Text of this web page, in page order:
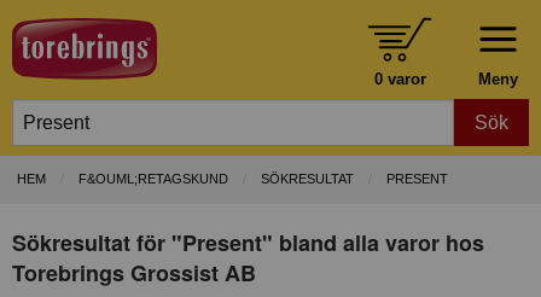
Meny
0 varor
Sök
HEM F&OUML;RETAGSKUND SÖKRESULTAT PRESENT
Sökresultat för "Present" bland alla varor hos
Torebrings Grossist AB